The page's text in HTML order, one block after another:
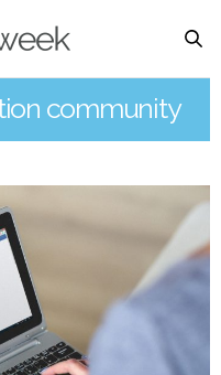
community